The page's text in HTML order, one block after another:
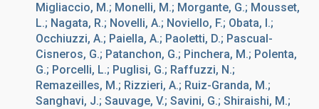
Migliaccio, M.; Monelli, M.; Morgante, G.; Mousset,
L.; Nagata, R.; Novelli, A.; Noviello, F.; Obata, I.;
Occhiuzzi, A.; Paiella, A.; Paoletti, D.; Pascual-
Cisneros, G.; Patanchon, G.; Pinchera, M.; Polenta,
G.; Porcelli, L.; Puglisi, G.; Raffuzzi, N.;
Remazeilles, M.; Rizzieri, A.; Ruiz-Granda, M.;
Sanghavi, J.; Sauvage, V.; Savini, G.; Shiraishi, M.;